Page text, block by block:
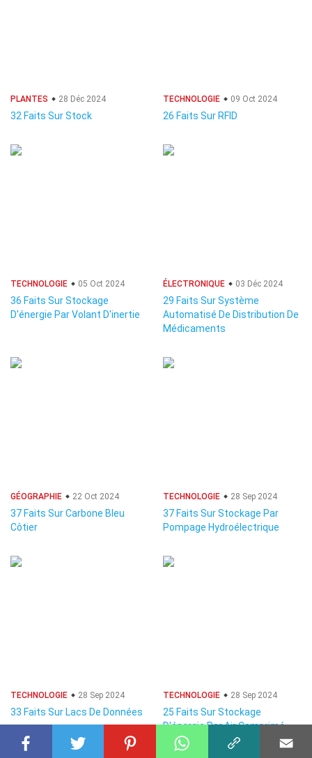
PLANTES 28 Déc 2024
32 Faits Sur Stock
TECHNOLOGIE 09 Oct 2024
26 Faits Sur RFID
TECHNOLOGIE 05 Oct 2024
36 Faits Sur Stockage
D'énergie Par Volant D'inertie
ÉLECTRONIQUE 03 Déc 2024
29 Faits Sur Système
Automatisé De Distribution De
Médicaments
GÉOGRAPHIE 22 Oct 2024
37 Faits Sur Carbone Bleu
Côtier
TECHNOLOGIE 28 Sep 2024
37 Faits Sur Stockage Par
Pompage Hydroélectrique
TECHNOLOGIE 28 Sep 2024
33 Faits Sur Lacs De Données
TECHNOLOGIE 28 Sep 2024
25 Faits Sur Stockage
D'énergie Par Air Comprimé